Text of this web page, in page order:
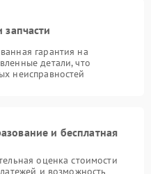
запчасти
гарантия на
детали, что
неисправностей
и бесплатная
оценка стоимости
и возможность